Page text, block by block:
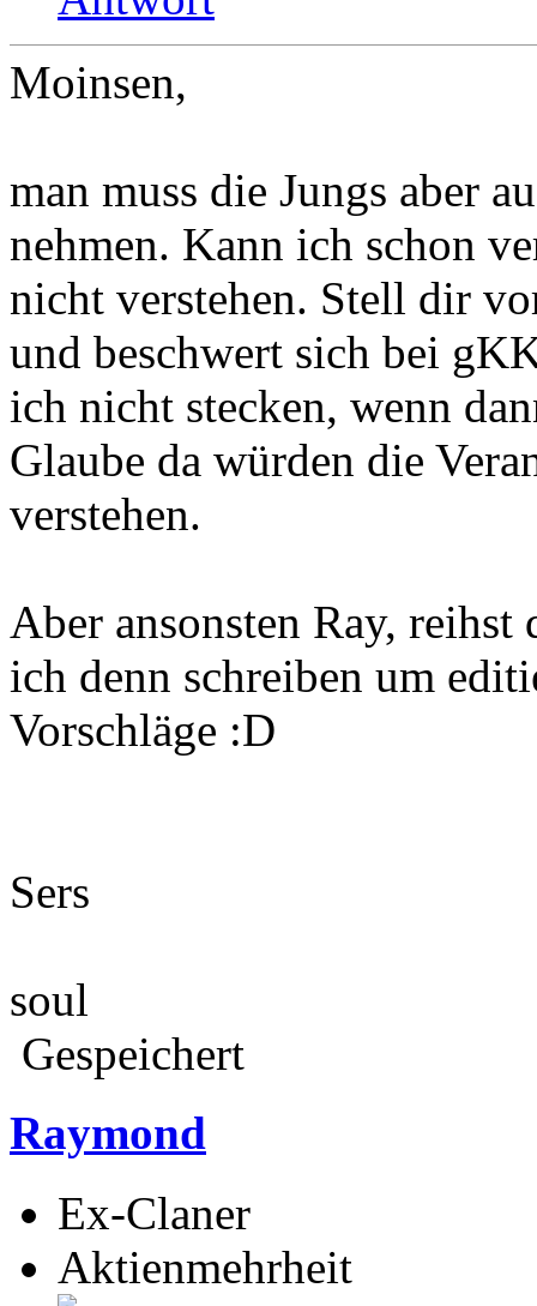
Moinsen,
man muss die Jungs aber
nehmen. Kann ich schon
nicht verstehen. Stell dir
und beschwert sich bei
ich nicht stecken, wenn
Glaube da würden die
verstehen.
Aber ansonsten Ray,
ich denn schreiben um
Vorschläge :D
Sers
soul
Gespeichert
Raymond
Ex-Claner
Aktienmehrheit